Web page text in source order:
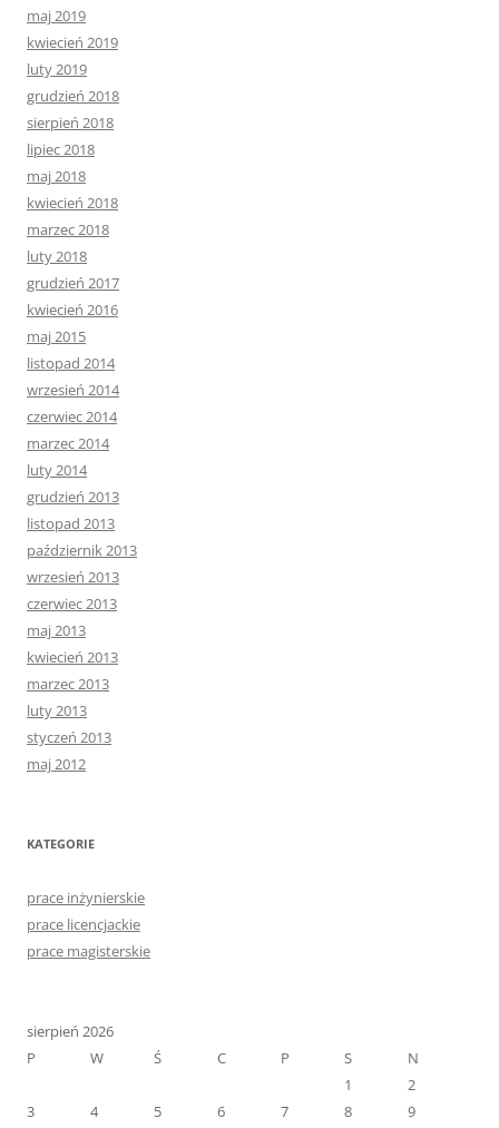
maj 2019
kwiecień 2019
luty 2019
grudzień 2018
sierpień 2018
lipiec 2018
maj 2018
kwiecień 2018
marzec 2018
luty 2018
grudzień 2017
kwiecień 2016
maj 2015
listopad 2014
wrzesień 2014
czerwiec 2014
marzec 2014
luty 2014
grudzień 2013
listopad 2013
październik 2013
wrzesień 2013
czerwiec 2013
maj 2013
kwiecień 2013
marzec 2013
luty 2013
styczeń 2013
maj 2012
KATEGORIE
prace inżynierskie
prace licencjackie
prace magisterskie
sierpień 2026
P
W Ś C P S
N
1
2
3
4 5 6 7 8 9